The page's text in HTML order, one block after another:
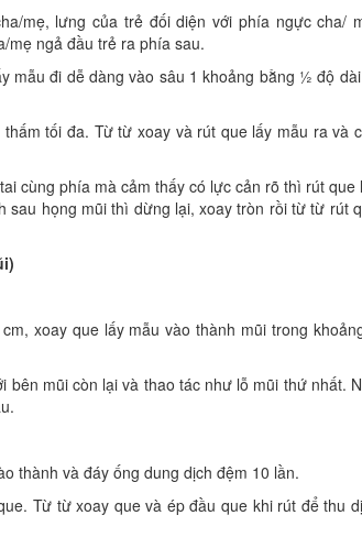
mẹ, lưng của trẻ đối diện với phía ngực cha/
mẹ ngả đầu trẻ ra phía sau.
mẫu đi dễ dàng vào sâu 1 khoảng bằng ½ độ
tối đa. Từ từ xoay và rút que lấy mẫu ra và
cùng phía mà cảm thấy có lực cản rõ thì rút que
sau họng mũi thì dừng lại, xoay tròn rồi từ từ rút
xoay que lấy mẫu vào thành mũi trong
bên mũi còn lại và thao tác như lỗ mũi thứ nhất.
thành và đáy ống dung dịch đệm 10 lần.
Từ từ xoay que và ép đầu que khi rút để thu